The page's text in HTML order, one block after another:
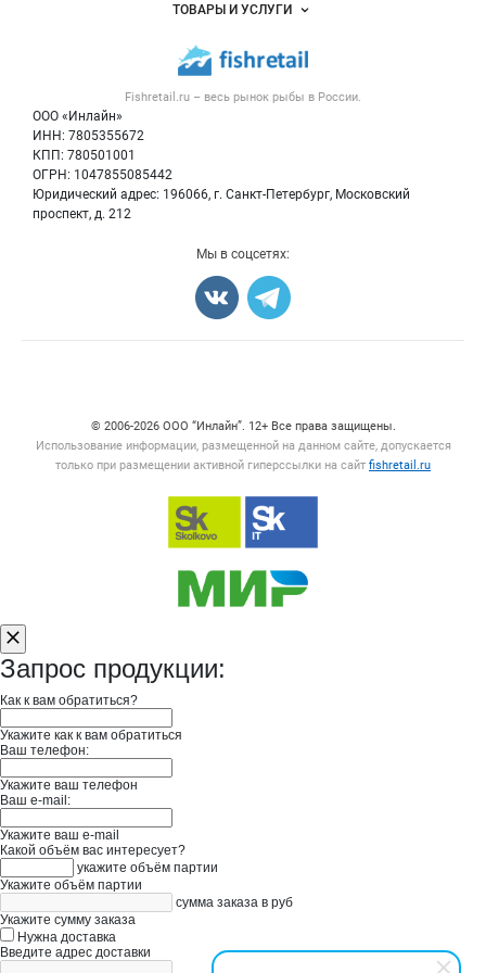
Fishretail.ru – весь рынок рыбы в России.
ООО «Инлайн»
ИНН: 7805355672
КПП: 780501001
ОГРН: 1047855085442
Юридический адрес: 196066, г. Санкт-Петербург, Московский
проспект, д. 212
Размещение рекламы
Публичная оферта
Контактная информация
Политика обработки персональных данных
Новости рынка
Блог
ТОВАРЫ И УСЛУГИ
Рыба
Икра
Мы в соцсетях:
© 2006‑2026 ООО “Инлайн”. 12+ Все права защищены.
Использование информации, размещенной на данном сайте, допускается
только при размещении активной гиперссылки на сайт fishretail.ru
Запрос продукции:
Как к вам обратиться?
Укажите как к вам обратиться
Ваш телефон:
Укажите ваш телефон
Ваш e-mail:
Укажите ваш e-mail
Какой объём вас интересует?
укажите объём партии
Укажите объём партии
сумма заказа в руб
Укажите сумму заказа
Нужна доставка
Введите адрес доставки